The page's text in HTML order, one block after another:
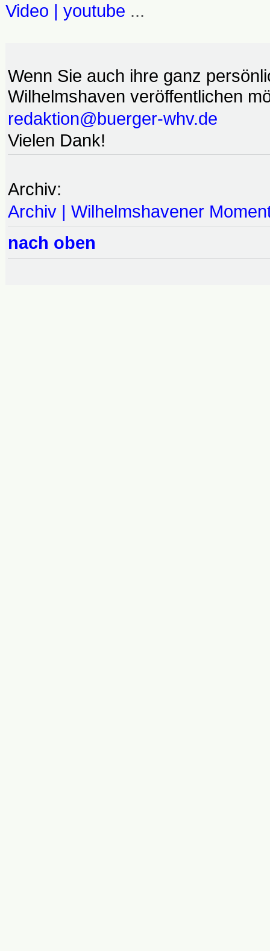
Video | youtube ...
Wenn Sie auch ihre ganz
Wilhelmshaven veröffentlichen
redaktion@buerger-whv.de
Vielen Dank!
Archiv:
Archiv | Wilhelmshavener
nach oben